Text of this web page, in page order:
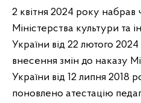
2 квітня 2024 року набрав
Міністерства культури та
України від 22 лютого 2024
внесення змін до наказу
України від 12 липня 2018
поновлено атестацію